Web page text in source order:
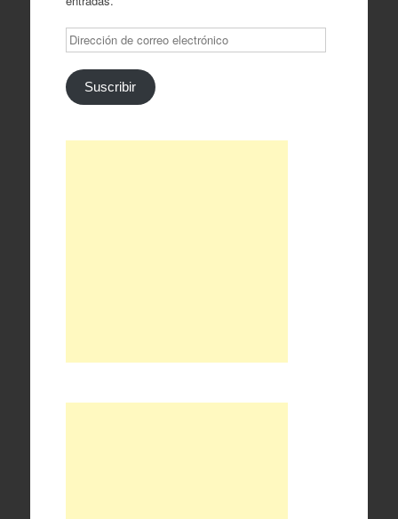
Dirección
de
correo
electrónico
Suscribir